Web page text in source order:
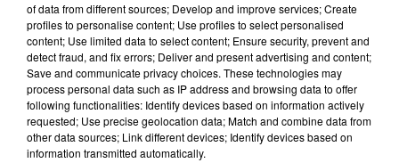
À LA UNE
of data from different sources; Develop and improve services; Create
profiles to personalise content; Use profiles to select personalised
content; Use limited data to select content; Ensure security, prevent and
detect fraud, and fix errors; Deliver and present advertising and content;
Save and communicate privacy choices. These technologies may
process personal data such as IP address and browsing data to offer
following functionalities: Identify devices based on information actively
requested; Use precise geolocation data; Match and combine data from
other data sources; Link different devices; Identify devices based on
information transmitted automatically.